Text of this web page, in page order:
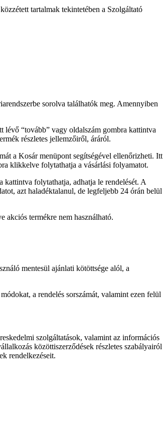
tartalmak tekintetében a Szolgáltató
sorolva találhatók meg. Amennyiben
lévő “tovább” vagy oldalszám gombra kattintva
részletes jellemzőiről, áráról.
a Kosár menüpont segítségével ellenőrizheti. Itt
klikkelve folytathatja a vásárlási folyamatot.
kattintva folytathatja, adhatja le rendelését. A
azt haladéktalanul, de legfeljebb 24 órán belül
akciós termékre nem használható.
mentesül ajánlati kötöttsége alól, a
a rendelés sorszámát, valamint ezen felül
szolgáltatások, valamint az információs
közöttiszerződések részletes szabályairól
rendelkezéseit.